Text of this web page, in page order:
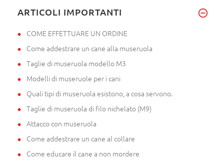
ARTICOLI IMPORTANTI
COME EFFETTUARE UN ORDINE
Come addestrare un cane alla museruola
Taglie di museruola modello M3
Modelli di museruole per i cani
Quali tipi di museruola esistono, a cosa servono.
Taglie di museruola di filo nichelato (M9)
Attacco con museruola
Come addestrare un cane al collare
Come educare il cane a non mordere